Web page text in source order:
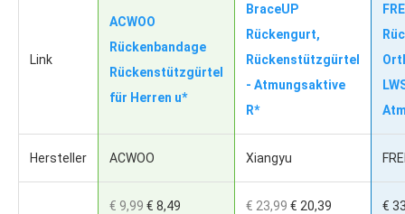
Link
ACWOO
Rückenbandage
Rückenstützgürtel
für Herren u*
BraceUP
Rückengurt,
Rückenstützgürtel
- Atmungsaktive
R*
Hersteller ACWOO Xiangyu
€ 9,99 € 8,49
€ 23,99 € 20,39
€